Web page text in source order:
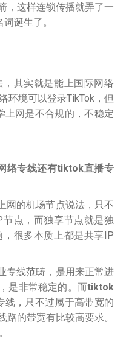
，这样连锁传播就弄了一
诞生了。
其实就是能上国际网络
环境可以登录TikTok，但
上网是不合规的，不稳定
络专线还有tiktok直播专
网的机场节点说法，只不
点，而独享节点就是独
很多本质上都是共享IP
专线范畴，是用来正常进
是非常稳定的。而tiktok
线，只不过属于高带宽的
路的带宽有比较高要求。